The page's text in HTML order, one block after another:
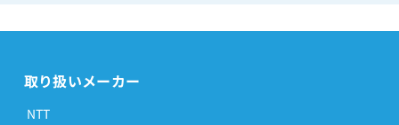
取り扱いメーカー
NTT